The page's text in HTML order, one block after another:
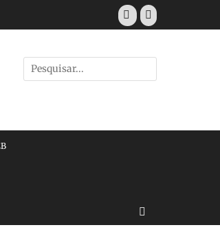
Facebook
E-
mail
Pesquisar
por: